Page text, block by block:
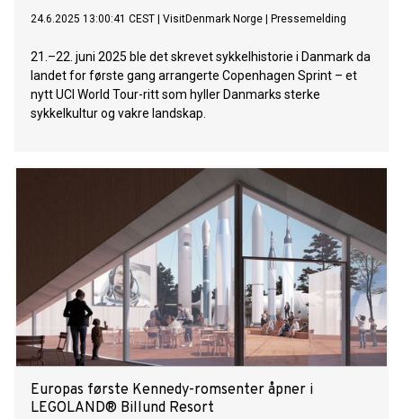
24.6.2025 13:00:41 CEST VisitDenmark Norge Pressemelding
21.–22. juni 2025 ble det skrevet sykkelhistorie i Danmark da
landet for første gang arrangerte Copenhagen Sprint – et
nytt UCI World Tour-ritt som hyller Danmarks sterke
sykkelkultur og vakre landskap.
Europas første Kennedy-romsenter åpner i
LEGOLAND® Billund Resort